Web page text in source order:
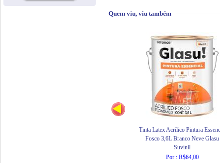
Quem viu, viu também
Tinta Latex Acrílico Pintura
Fosco 3,6L Branco Neve Glasu
Suvinil
Por : R$64,00